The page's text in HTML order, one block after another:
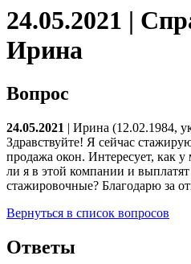
24.05.2021 |
Ирина
Вопрос
24.05.2021 | Ирина (12.02.1984,
Здравствуйте! Я сейчас
продажа окон. Интересует, как у
ли я в этой компании и
стажировочные? Благодарю за
Вернуться в список вопросов
Ответы